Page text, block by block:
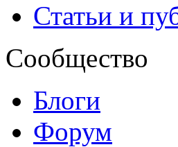
Статьи и
Сообщество
Блоги
Форум